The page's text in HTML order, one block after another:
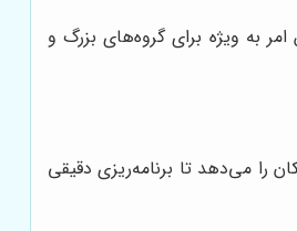
به ویژه برای گروه‌های بزرگ و
را می‌دهد تا برنامه‌ریزی دقیقی